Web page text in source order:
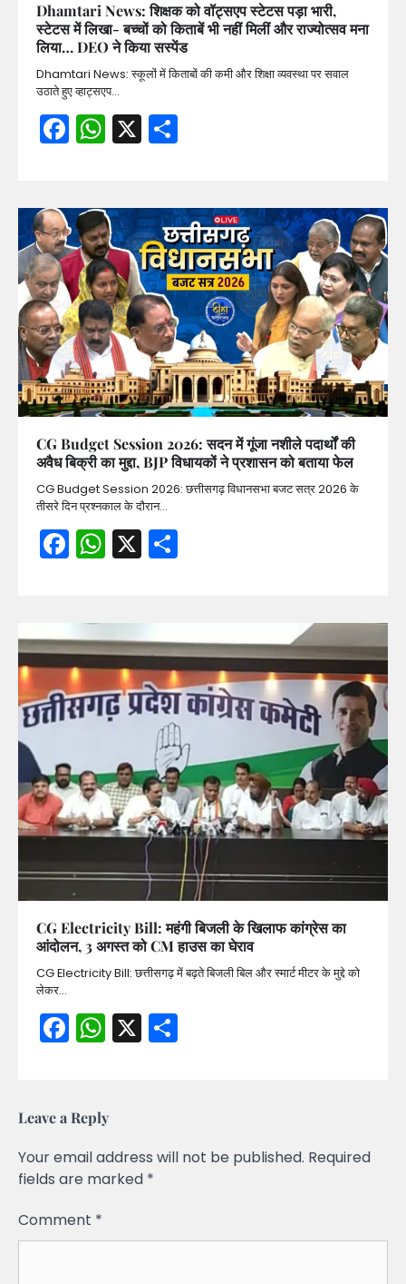
Dhamtari News: शिक्षक को वॉट्सएप स्टेटस पड़ा भारी,
स्टेटस में लिखा- बच्चों को किताबें भी नहीं मिलीं और राज्योत्सव मना
लिया… DEO ने किया सस्पेंड
Dhamtari News: स्कूलों में किताबों की कमी और शिक्षा व्यवस्था पर सवाल
उठाते हुए व्हाट्सएप…
Facebook
WhatsApp
X
CG Budget Session 2026: सदन में गूंजा नशीले पदार्थों की
अवैध बिक्री का मुद्दा, BJP विधायकों ने प्रशासन को बताया फेल
CG Budget Session 2026: छत्तीसगढ़ विधानसभा बजट सत्र 2026 के
तीसरे दिन प्रश्नकाल के दौरान…
Facebook
WhatsApp
X
CG Electricity Bill: महंगी बिजली के खिलाफ कांग्रेस का
आंदोलन, 3 अगस्त को CM हाउस का घेराव
CG Electricity Bill: छत्तीसगढ़ में बढ़ते बिजली बिल और स्मार्ट मीटर के मुद्दे को
लेकर…
Facebook
WhatsApp
X
Leave a Reply
Your email address will not be published. Required
fields are marked *
Comment *